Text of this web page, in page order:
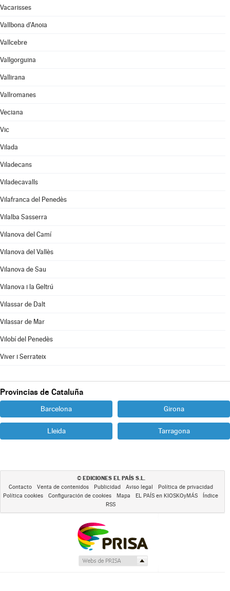
Vacarisses
Vallbona d'Anoia
Vallcebre
Vallgorguina
Vallirana
Vallromanes
Veciana
Vic
Vilada
Viladecans
Viladecavalls
Vilafranca del Penedès
Vilalba Sasserra
Vilanova del Camí
Vilanova del Vallès
Vilanova de Sau
Vilanova i la Geltrú
Vilassar de Dalt
Vilassar de Mar
Vilobí del Penedès
Viver i Serrateix
Provincias de Cataluña
Barcelona Girona
Lleida Tarragona
© EDICIONES EL PAÍS S.L.
Contacto Venta de contenidos Publicidad Aviso legal
Política de privacidad
Política cookies
Configuración de cookies Mapa EL PAÍS en KIOSKOyMÁS
Índice
RSS